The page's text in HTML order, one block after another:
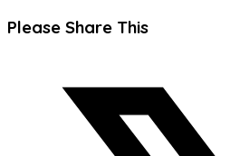
Please Share ThisCompartir